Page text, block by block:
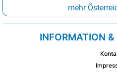
mehr
INFORMATION